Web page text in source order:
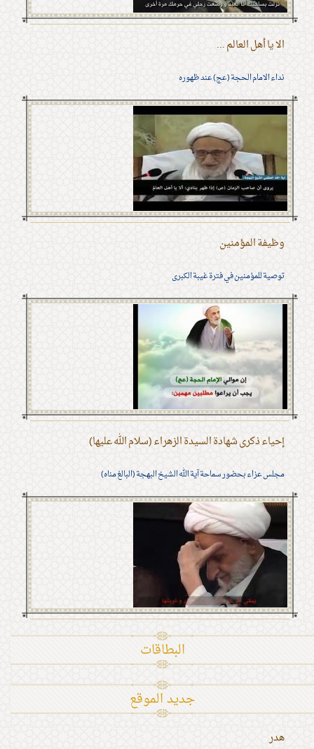
الا يا أهل العالم ...
نداء الامام الحجة (عج) عند ظهوره
وظيفة المؤمنين
توصية للمؤمنين في فترة غيبة الكبرى
إحياء ذكرى شهادة السيدة الزهراء (سلام الله عليها)
مجلس عزاء بحضور سماحة آية الله الشيخ البهجة (البالغ مناه)
البطاقات
جديد الموقع
هدر